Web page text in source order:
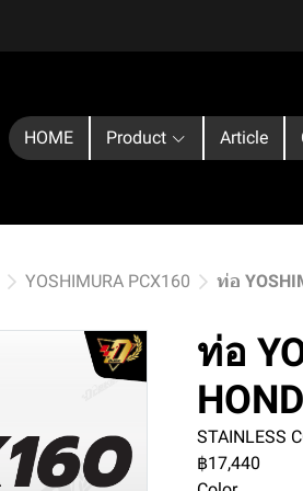
HOME Product Article
YOSHIMURA PCX160 ท่อ
ท่อ
STAINLESS
฿17,440